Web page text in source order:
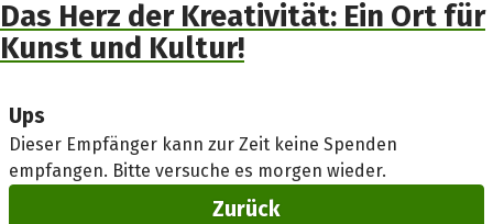
Das Herz der Kreativität: Ein Ort für
Kunst und Kultur!
Ups
Dieser Empfänger kann zur Zeit keine Spenden
empfangen. Bitte versuche es morgen wieder.
Zurück